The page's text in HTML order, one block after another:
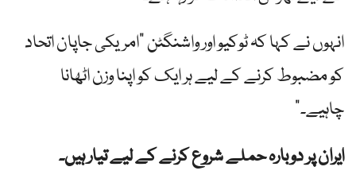
انہوں نے کہا کہ ٹوکیو اور واشنگٹن "امریکی جاپان اتحاد
کو مضبوط کرنے کے لیے ہر ایک کو اپنا وزن اٹھانا
چاہیے۔”
ایران پر دوبارہ حملے شروع کرنے کے لیے تیار ہیں۔